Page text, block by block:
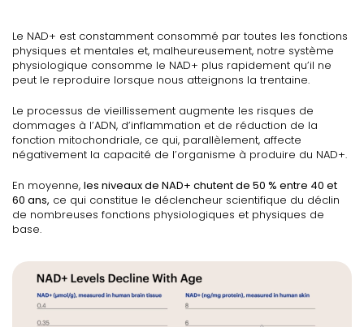
Le NAD+ est constamment consommé par toutes les fonctions
physiques et mentales et, malheureusement, notre système
physiologique consomme le NAD+ plus rapidement qu’il ne
peut le reproduire lorsque nous atteignons la trentaine.
Le processus de vieillissement augmente les risques de
dommages à l’ADN, d’inflammation et de réduction de la
fonction mitochondriale, ce qui, parallèlement, affecte
négativement la capacité de l’organisme à produire du NAD+.
En moyenne, les niveaux de NAD+ chutent de 50 % entre 40 et
60 ans, ce qui constitue le déclencheur scientifique du déclin
de nombreuses fonctions physiologiques et physiques de
base.